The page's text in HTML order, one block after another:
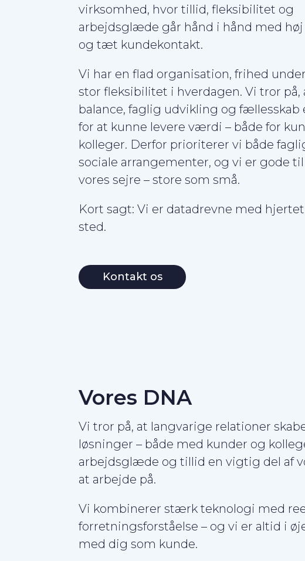
virksomhed, hvor tillid, fleksibilitet og
arbejdsglæde går hånd i hånd med
og tæt kundekontakt.
Vi har en flad organisation, frihed
stor fleksibilitet i hverdagen. Vi tror på,
balance, faglig udvikling og fællesskab
for at kunne levere værdi – både for
kolleger. Derfor prioriterer vi både
sociale arrangementer, og vi er gode
vores sejre – store som små.
Kort sagt: Vi er datadrevne med
sted.
Kontakt os
Vores DNA
Vi tror på, at langvarige relationer
løsninger – både med kunder og
arbejdsglæde og tillid en vigtig del af
at arbejde på.
Vi kombinerer stærk teknologi med
forretningsforståelse – og vi er altid i
med dig som kunde.